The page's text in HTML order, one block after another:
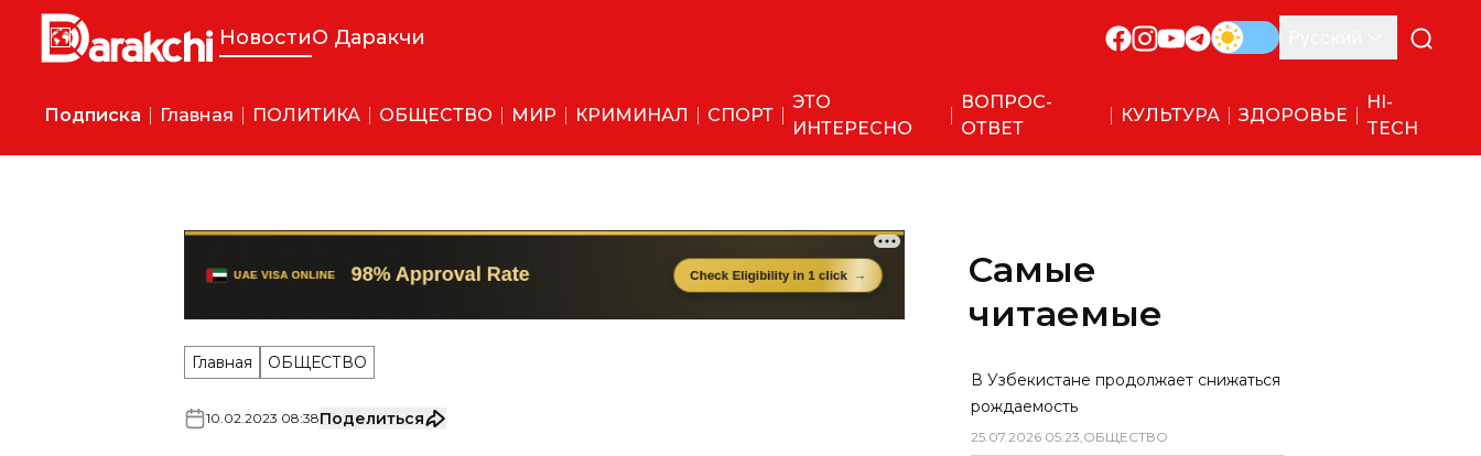
НовостиО Даракчи
Подписка Главная ПОЛИТИКА ОБЩЕСТВО МИР КРИМИНАЛ СПОРТ
ЭТО
ИНТЕРЕСНО
ВОПРОС-
ОТВЕТ
КУЛЬТУРА ЗДОРОВЬЕ
HI-
TECH
Главная ОБЩЕСТВО
10 02 2023 08:38Поделиться
Самые
читаемые
В Узбекистане продолжает снижаться
рождаемость
25.07.2026 05:23,ОБЩЕСТВО